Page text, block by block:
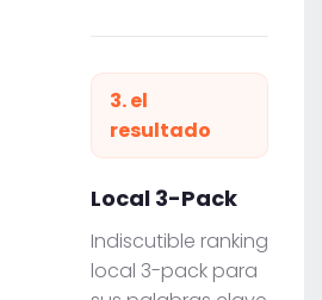
3. el
resultado
Local 3-Pack
Indiscutible ranking
local 3-pack para